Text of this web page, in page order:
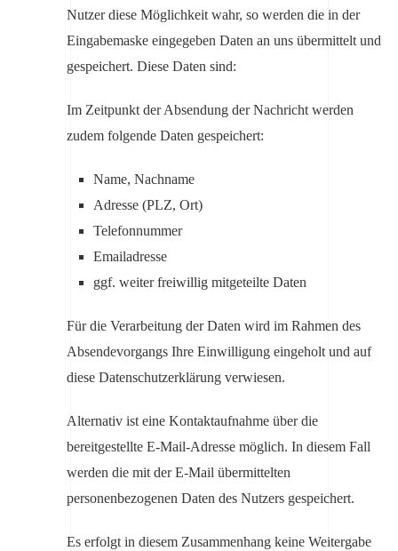
Nutzer diese Möglichkeit wahr, so werden die in der
Eingabemaske eingegeben Daten an uns übermittelt und
gespeichert. Diese Daten sind:
Im Zeitpunkt der Absendung der Nachricht werden
zudem folgende Daten gespeichert:
Name, Nachname
Adresse (PLZ, Ort)
Telefonnummer
Emailadresse
ggf. weiter freiwillig mitgeteilte Daten
Für die Verarbeitung der Daten wird im Rahmen des
Absendevorgangs Ihre Einwilligung eingeholt und auf
diese Datenschutzerklärung verwiesen.
Alternativ ist eine Kontaktaufnahme über die
bereitgestellte E-Mail-Adresse möglich. In diesem Fall
werden die mit der E-Mail übermittelten
personenbezogenen Daten des Nutzers gespeichert.
Es erfolgt in diesem Zusammenhang keine Weitergabe